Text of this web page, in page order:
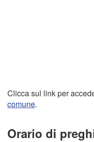
Clicca sul link per
comune.
Orario di